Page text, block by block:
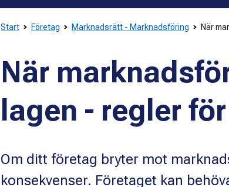
Start Företag Marknadsrätt - Marknadsföring När
När
lagen - regler
Om ditt företag bryter mot
konsekvenser. Företaget kan